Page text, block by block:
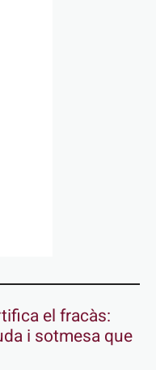
el fracàs:
i sotmesa que